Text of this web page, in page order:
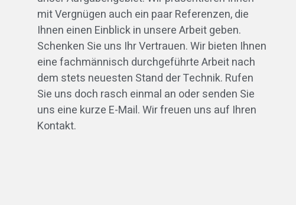
mit Vergnügen auch ein paar Referenzen, die
Ihnen einen Einblick in unsere Arbeit geben.
Schenken Sie uns Ihr Vertrauen. Wir bieten Ihnen
eine fachmännisch durchgeführte Arbeit nach
dem stets neuesten Stand der Technik. Rufen
Sie uns doch rasch einmal an oder senden Sie
uns eine kurze E-Mail. Wir freuen uns auf Ihren
Kontakt.